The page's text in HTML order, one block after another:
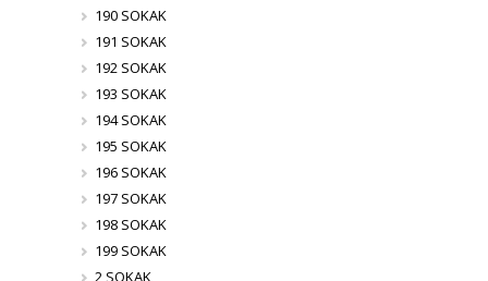
190 SOKAK
191 SOKAK
192 SOKAK
193 SOKAK
194 SOKAK
195 SOKAK
196 SOKAK
197 SOKAK
198 SOKAK
199 SOKAK
2 SOKAK